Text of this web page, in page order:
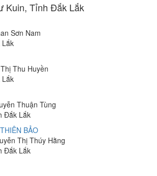
Kuin, Tỉnh Đắk Lắk
Sơn Nam
Lắk
Thu Huyền
Lắk
Thuận Tùng
Đắk Lắk
BẢO
Thị Thúy Hằng
Đắk Lắk